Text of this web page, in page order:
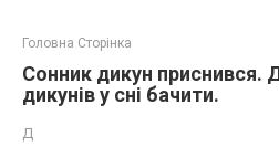
Головна Сторінка
Сонник дикун приснився.
дикунів у сні бачити.
Д